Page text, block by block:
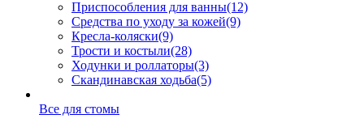
Приспособления для ванны(12)
Средства по уходу за кожей(9)
Кресла-коляски(9)
Трости и костыли(28)
Ходунки и роллаторы(3)
Скандинавская ходьба(5)
Все для стомы